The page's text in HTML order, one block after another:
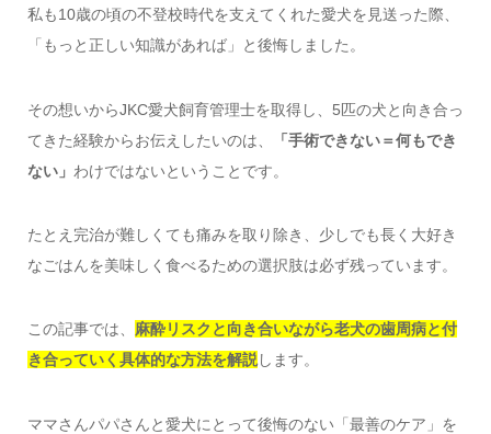
私も10歳の頃の不登校時代を支えてくれた愛犬を見送った際、
「もっと正しい知識があれば」と後悔しました。
その想いからJKC愛犬飼育管理士を取得し、5匹の犬と向き合っ
てきた経験からお伝えしたいのは、
「手術できない＝何もでき
ない」 わけではないということです。
たとえ完治が難しくても痛みを取り除き、少しでも長く大好き
なごはんを美味しく食べるための選択肢は必ず残っています。
この記事では、 麻酔リスクと向き合いながら老犬の歯周病と付
き合っていく具体的な方法を解説します。
ママさんパパさんと愛犬にとって後悔のない「最善のケア」を